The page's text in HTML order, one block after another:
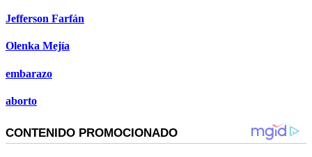
Jefferson Farfán
Olenka Mejía
embarazo
aborto